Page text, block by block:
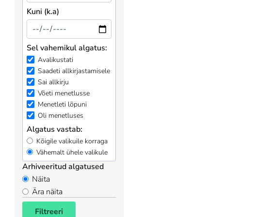
Kuni (k.a)
Sel vahemikul algatus:
Avalikustati
Saadeti allkirjastamisele
Sai allkirju
Võeti menetlusse
Menetleti lõpuni
Oli menetluses
Algatus vastab:
Kõigile valikuile korraga
Vähemalt ühele valikule
Arhiveeritud algatused
Näita
Ära näita
Filtreeri